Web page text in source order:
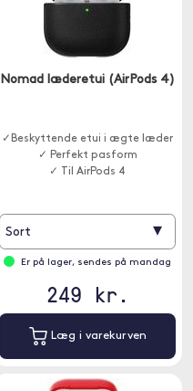
Nomad læderetui (AirPods 4)
✓Beskyttende etui i ægte læder
✓ Perfekt pasform
✓ Til AirPods 4
Sort ▾
Er på lager, sendes på mandag
249 kr.
Læg i varekurven